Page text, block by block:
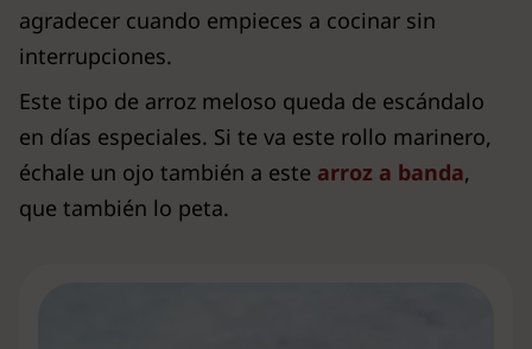
agradecer cuando empieces a cocinar sin
interrupciones.
Este tipo de arroz meloso queda de escándalo
en días especiales. Si te va este rollo marinero,
échale un ojo también a este arroz a banda,
que también lo peta.